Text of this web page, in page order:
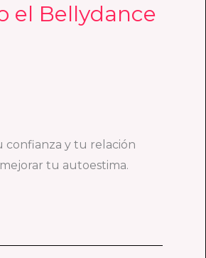
el Bellydance
confianza y tu relación
tu autoestima.